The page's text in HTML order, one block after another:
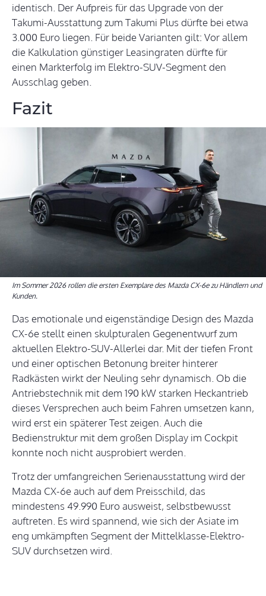
identisch. Der Aufpreis für das Upgrade von der
Takumi-Ausstattung zum Takumi Plus dürfte bei etwa
3.000 Euro liegen. Für beide Varianten gilt: Vor allem
die Kalkulation günstiger Leasingraten dürfte für
einen Markterfolg im Elektro-SUV-Segment den
Ausschlag geben.
Fazit
Im Sommer 2026 rollen die ersten Exemplare des Mazda CX-6e zu Händlern und
Kunden.
Das emotionale und eigenständige Design des Mazda
CX-6e stellt einen skulpturalen Gegenentwurf zum
aktuellen Elektro-SUV-Allerlei dar. Mit der tiefen Front
und einer optischen Betonung breiter hinterer
Radkästen wirkt der Neuling sehr dynamisch. Ob die
Antriebstechnik mit dem 190 kW starken Heckantrieb
dieses Versprechen auch beim Fahren umsetzen kann,
wird erst ein späterer Test zeigen. Auch die
Bedienstruktur mit dem großen Display im Cockpit
konnte noch nicht ausprobiert werden.
Trotz der umfangreichen Serienausstattung wird der
Mazda CX-6e auch auf dem Preisschild, das
mindestens 49.990 Euro ausweist, selbstbewusst
auftreten. Es wird spannend, wie sich der Asiate im
eng umkämpften Segment der Mittelklasse-Elektro-
SUV durchsetzen wird.